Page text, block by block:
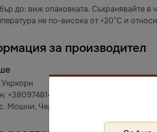
до: виж опаковката. Съхранявайте в
не по-висока от +20°C и
за производител
+380974814907
Мошни, Черкаська область, Україна,